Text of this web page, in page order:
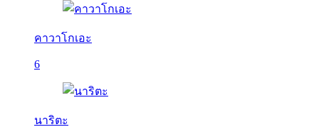
คาวาโกเอะ
6
นาริตะ